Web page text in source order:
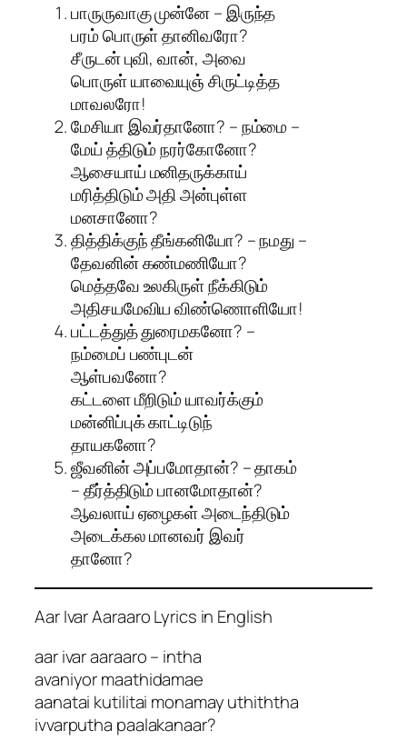
பாருருவாகு முன்னே – இருந்த
பரம் பொருள் தானிவரோ?
சீருடன் புவி, வான், அவை
பொருள் யாவையுஞ் சிருட்டித்த
மாவலரோ!
மேசியா இவர்தானோ? – நம்மை –
மேய் த்திடும் நரர்கோனோ?
ஆசையாய் மனிதருக்காய்
மரித்திடும் அதி அன்புள்ள
மனசானோ?
தித்திக்குந் தீங்கனியோ? – நமது –
தேவனின் கண்மணியோ?
மெத்தவே உலகிருள் நீக்கிடும்
அதிசயமேவிய விண்ணொளியோ!
பட்டத்துத் துரைமகனோ? –
நம்மைப் பண்புடன்
ஆள்பவனோ?
கட்டளை மீறிடும் யாவர்க்கும்
மன்னிப்புக் காட்டிடுந்
தாயகனோ?
ஜீவனின் அப்பமோதான்? – தாகம்
– தீர்த்திடும் பானமோதான்?
ஆவலாய் ஏழைகள் அடைந்திடும்
அடைக்கல மானவர் இவர்
தானோ?
Aar Ivar Aaraaro Lyrics in English
aar ivar aaraaro – intha
avaniyor maathidamae
aanatai kutilitai monamay uthiththa
ivvarputha paalakanaar?